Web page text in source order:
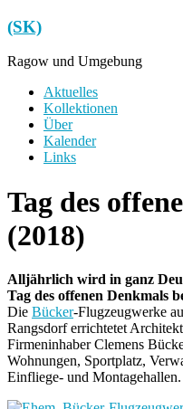
Zum
Inhalt
springen
(SK)
Ragow und Umgebung
Menü
Aktuelles
Kollektionen
Über
Kalender
Links
Tag des
(2018)
Alljährlich wird in ganz
Tag des offenen Denkmals
Die Bücker-Flugzeugwerke
Rangsdorf errichtetet Architekt
Firmeninhaber Clemens
Wohnungen, Sportplatz,
Einfliege- und Montagehallen.